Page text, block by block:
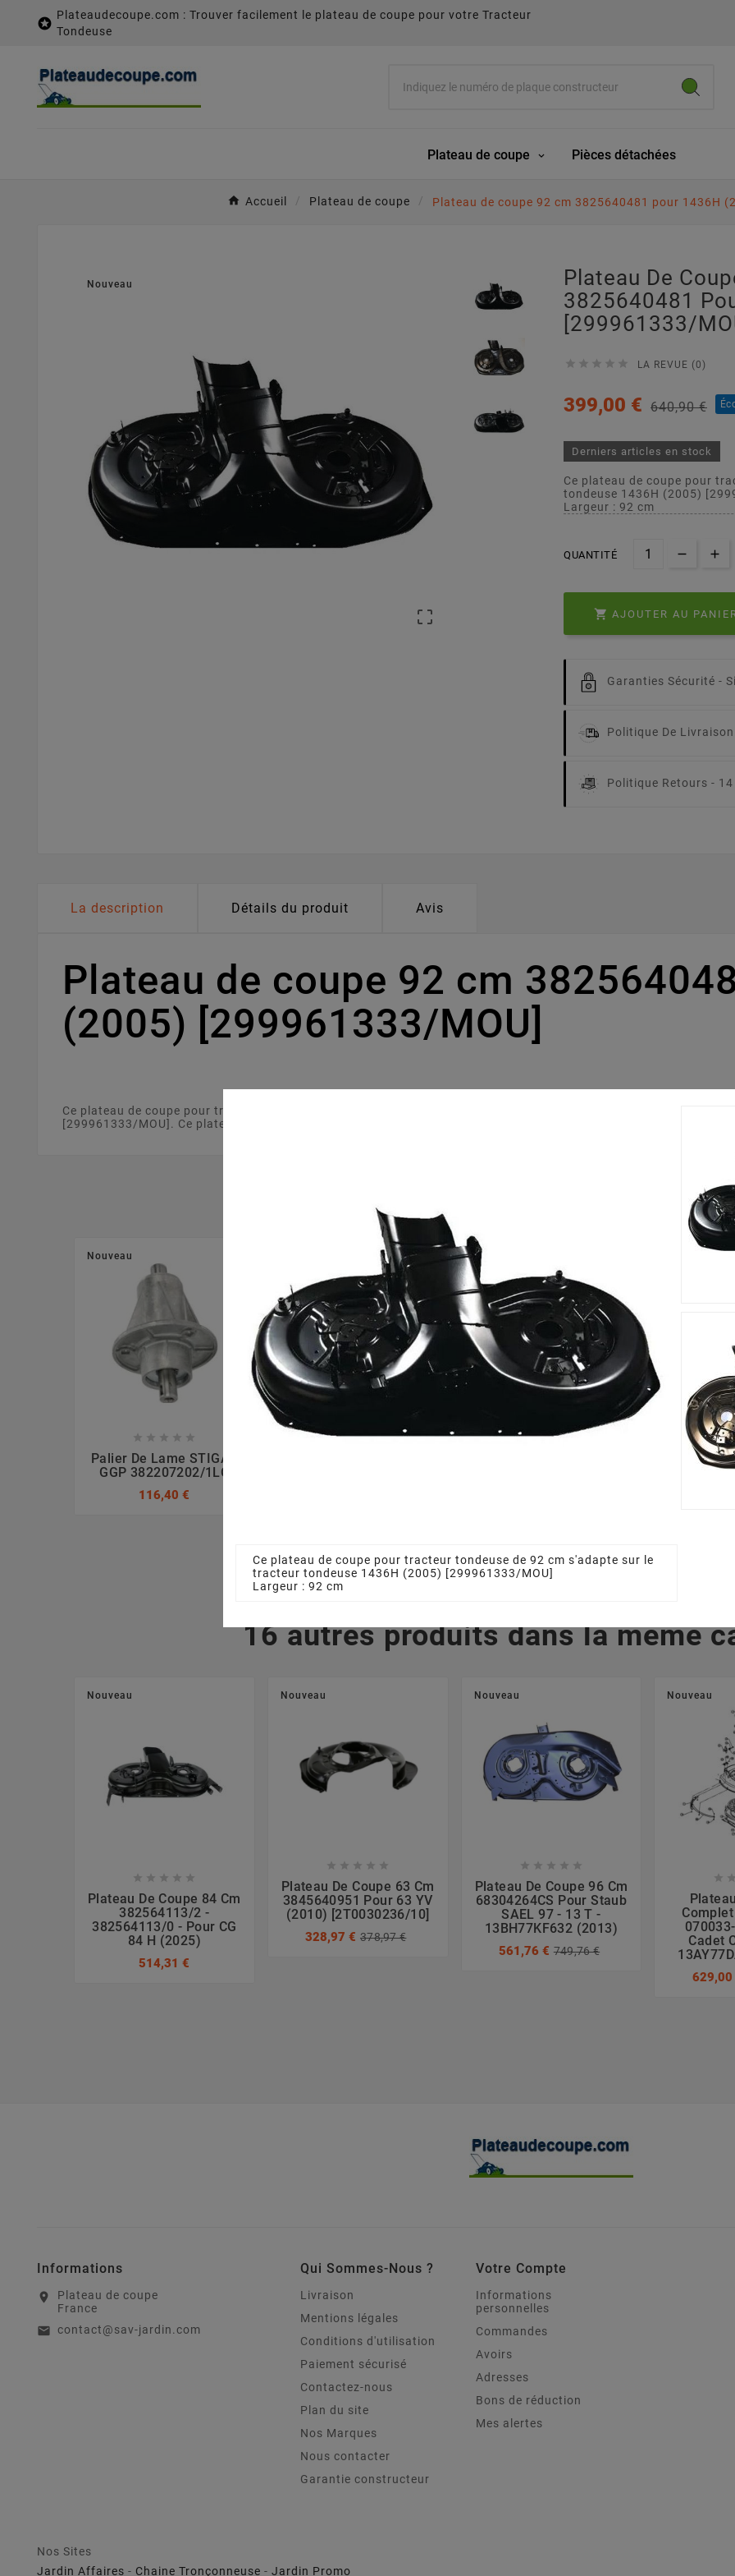

Plateaudecoupe.com : Trouver facilement le plateau de coupe pour votre Tracteur
Tondeuse
Plateau de coupe Pièces détachées
Accueil Plateau de coupe Plateau de coupe 92 cm 3825640481 pour 1436H
Nouveau

Plateau De
3825640481
[299961333/
     LA REVUE (0)
399,00 € 640,90 €
Derniers articles en stock
Ce plateau de coupe pour
tondeuse 1436H (2005)
Largeur : 92 cm
QUANTITÉ
 AJOUTER AU
Garanties Sécurité -
Politique De Livraison
Politique Retours -
La description Détails du produit Avis
Plateau de coupe 92 cm
(2005) [299961333/MOU]
Ce plateau de coupe pour tracteur tondeuse de 92 cm s'adapte sur le tracteur tondeuse 1436H (2005)
[299961333/MOU]. Ce plateau de coupe est fabriqué à partir d'un matériau solide et résistant.
Nouveau
    
Palier De Lame STIGA -
GGP 382207202/1LC
116,40 €

Nouveau
 
Lame
92
16 autres produits dans la même
Nouveau
    
Plateau De Coupe 84 Cm
382564113/2 -
382564113/0 - Pour CG
84 H (2025)
514,31 €
Nouveau
    
Plateau De Coupe 63 Cm
3845640951 Pour 63 YV
(2010) [2T0030236/10]
328,97 € 378,97 €
Nouveau
    
Plateau De Coupe 96 Cm
68304264CS Pour Staub
SAEL 97 - 13 T -
13BH77KF632 (2013)
561,76 € 749,76 €
Nouveau
 
Cadet
629,00
Ce plateau de coupe pour tracteur tondeuse de 92 cm s'adapte sur le
tracteur tondeuse 1436H (2005) [299961333/MOU]
Largeur : 92 cm
Informations
location_on
Plateau de coupe
France
email contact@sav-jardin.com
Qui Sommes-Nous ?
Livraison
Mentions légales
Conditions d'utilisation
Paiement sécurisé
Contactez-nous
Plan du site
Nos Marques
Nous contacter
Garantie constructeur
Votre Compte
Informations
personnelles
Commandes
Avoirs
Adresses
Bons de réduction
Mes alertes
Nos Sites
Jardin Affaires - Chaine Tronçonneuse - Jardin Promo